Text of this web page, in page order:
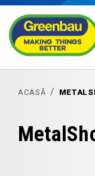
ACASĂ